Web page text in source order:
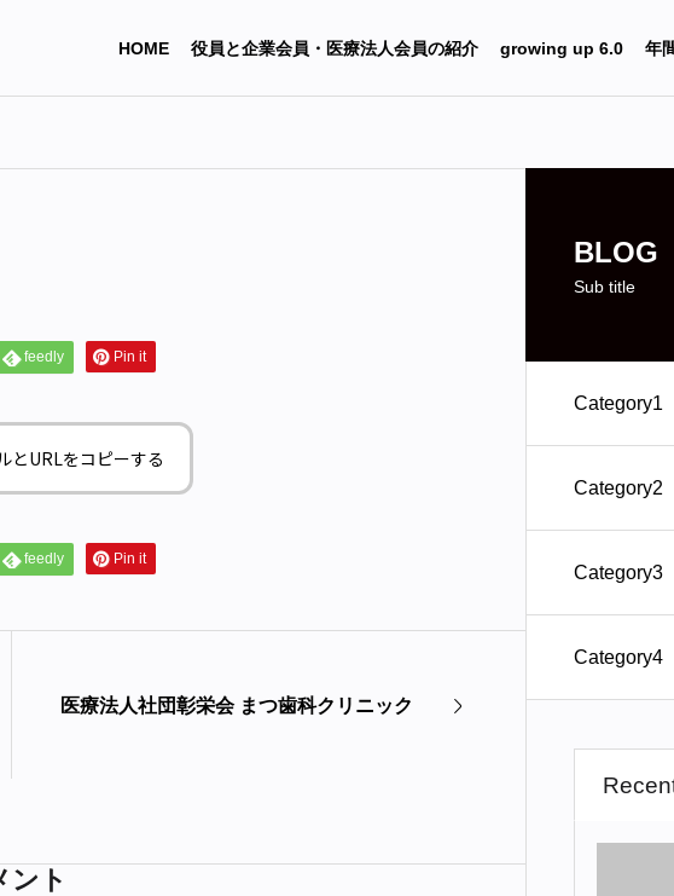
HOME 役員と企業会員・医療法人会員の紹介 growing up 6.0 年
feedly Pin it
とURLをコピーする
feedly Pin it
医療法人社団彰栄会 まつ歯科クリニック
ント
BLOG
Sub title
Category1
Category2
Category3
Category4